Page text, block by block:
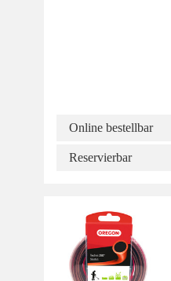
Online bestellbar
Reservierbar